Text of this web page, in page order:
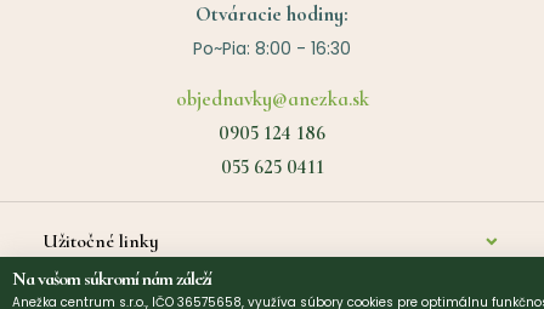
Otváracie hodiny:
Po~Pia: 8:00 - 16:30
objednavky@anezka.sk
0905 124 186
055 625 0411
Užitočné linky
O nás
Na vašom súkromí nám záleží
Anežka centrum s.r.o., IČO 36575658, využíva súbory cookies pre optimálnu